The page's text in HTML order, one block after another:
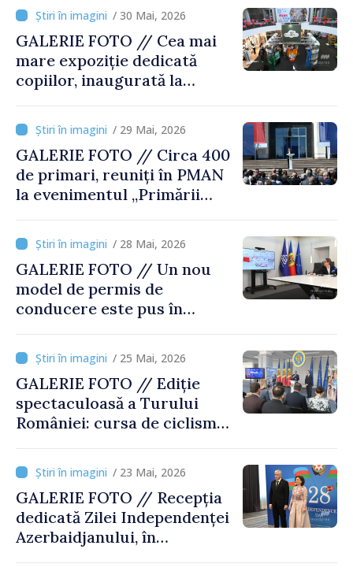
/ 30 Mai, 2026
GALERIE FOTO // Cea mai
mare expoziție dedicată
copiilor, inaugurată la
/ 29 Mai, 2026
GALERIE FOTO // Circa 400
de primari, reuniți în PMAN
la evenimentul „Primării
Dezvoltate” . Premierul
interimar al României,
invitat special
/ 28 Mai, 2026
GALERIE FOTO // Un nou
model de permis de
conducere este pus în
Moldova
/ 25 Mai, 2026
GALERIE FOTO // Ediție
spectaculoasă a Turului
României: cursa de ciclism
Chișinăul de București
/ 23 Mai, 2026
GALERIE FOTO // Recepția
dedicată Zilei Independenței
Azerbaidjanului, în